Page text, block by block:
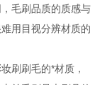
毛刷品质的质感与
用目视分辨材质的
刷刷毛的*材质，